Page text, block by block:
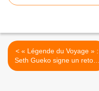
< « Légende du Voyage » :
Seth Gueko signe un retour
brut entre bitume, liberté et